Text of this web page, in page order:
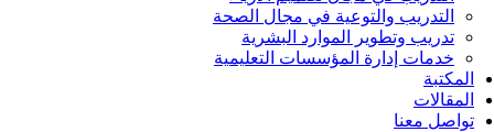
التدريب والتوعية في مجال الصحة
تدريب وتطوير الموارد البشرية
خدمات إدارة المؤسسات التعليمية
المكتبة
المقالات
تواصل معنا